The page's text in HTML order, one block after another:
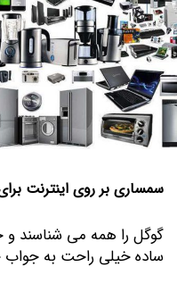
سمساری بر روی اینترنت
گوگل را همه می شناسند
ساده خیلی راحت به جواب